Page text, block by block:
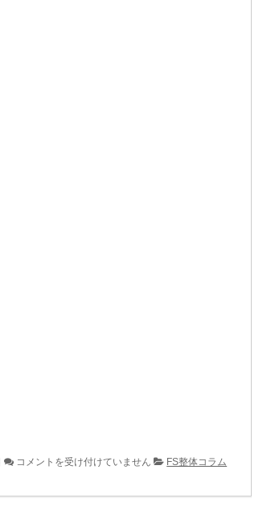
結
重
コメントを受け付けていません FS整体コラム